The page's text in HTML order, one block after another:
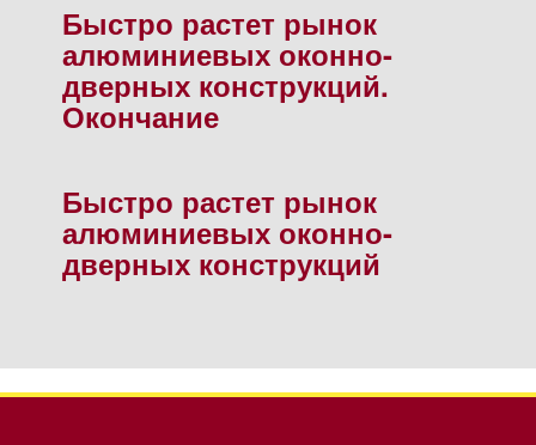
Быстро растет рынок
алюминиевых оконно-
дверных конструкций.
Окончание
Быстро растет рынок
алюминиевых оконно-
дверных конструкций